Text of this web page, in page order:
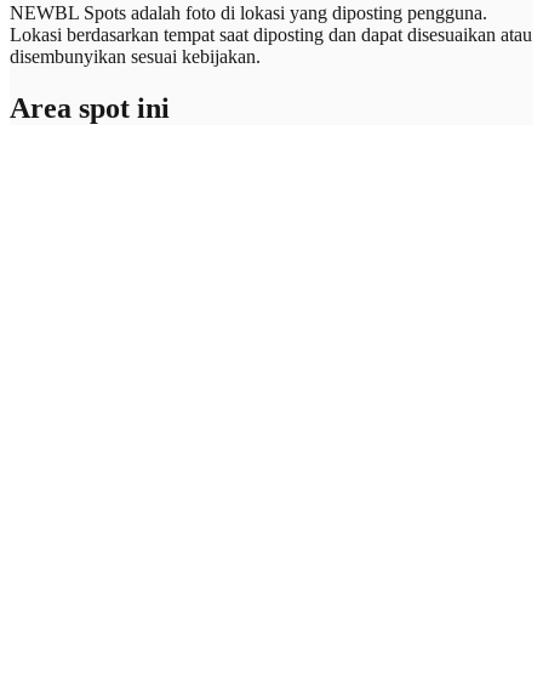
NEWBL Spots adalah foto di lokasi yang diposting pengguna.
Lokasi berdasarkan tempat saat diposting dan dapat disesuaikan atau
disembunyikan sesuai kebijakan.
Area spot ini